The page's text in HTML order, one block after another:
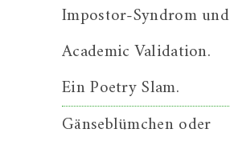
Impostor-Syndrom und
Academic Validation.
Ein Poetry Slam.
Gänseblümchen oder